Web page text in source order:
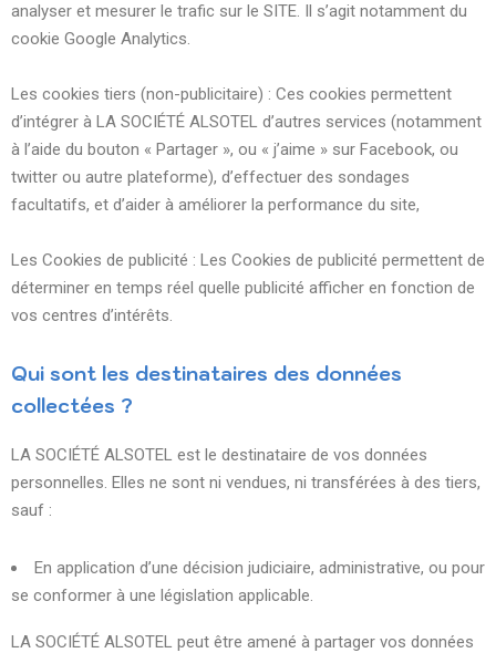
analyser et mesurer le trafic sur le SITE. Il s’agit notamment du
cookie Google Analytics.
Les cookies tiers (non-publicitaire) : Ces cookies permettent
d’intégrer à LA SOCIÉTÉ ALSOTEL d’autres services (notamment
à l’aide du bouton « Partager », ou « j’aime » sur Facebook, ou
twitter ou autre plateforme), d’effectuer des sondages
facultatifs, et d’aider à améliorer la performance du site,
Les Cookies de publicité : Les Cookies de publicité permettent de
déterminer en temps réel quelle publicité afficher en fonction de
vos centres d’intérêts.
Qui sont les destinataires des données
collectées ?
LA SOCIÉTÉ ALSOTEL est le destinataire de vos données
personnelles. Elles ne sont ni vendues, ni transférées à des tiers,
sauf :
En application d’une décision judiciaire, administrative, ou pour
se conformer à une législation applicable.
LA SOCIÉTÉ ALSOTEL peut être amené à partager vos données